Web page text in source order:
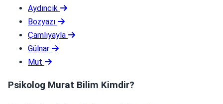
Aydıncık
Bozyazı
Çamlıyayla
Gülnar
Mut
Psikolog Murat Bilim Kimdir?